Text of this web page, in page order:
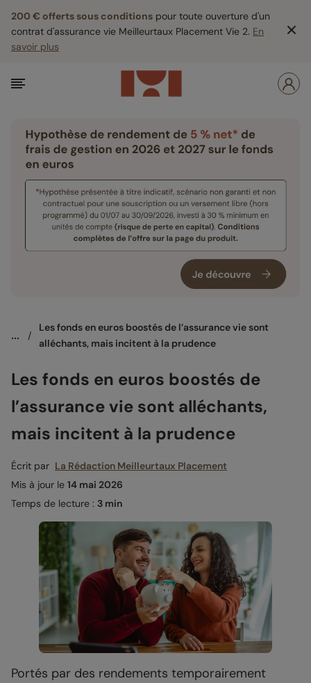
200 € offerts sous conditions pour toute ouverture d'un
contrat d'assurance vie Meilleurtaux Placement Vie 2. En
savoir plus
... /
Les fonds en euros boostés de l’assurance vie sont
alléchants, mais incitent à la prudence
Les fonds en euros boostés de
l’assurance vie sont alléchants,
mais incitent à la prudence
Écrit par La Rédaction Meilleurtaux Placement
Mis à jour le 14 mai 2026
Temps de lecture : 3 min
Portés par des rendements temporairement